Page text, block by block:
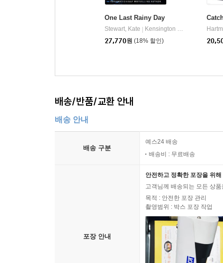
One Last Rainy Day
Stewart, Kate
Kensington Publishing Corporation
27,770원 (18% 할인)
배송/반품/교환 안내
배송 안내
배송 구분
예스24 배송
배송비 : 무료배송
포장 안내
안전하고 정확한 포장을 위
고객님께 배송되는 모든 상
목적 : 안전한 포장 관리
촬영범위 : 박스 포장 작업